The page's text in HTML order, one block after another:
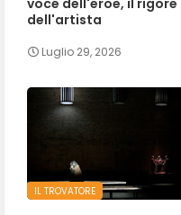
voce dell'eroe, il rigore
dell'artista
Luglio 29, 2026
IL TROVATORE